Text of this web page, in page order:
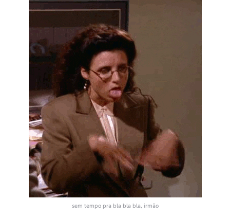
sem tempo pra bla bla bla, irmão